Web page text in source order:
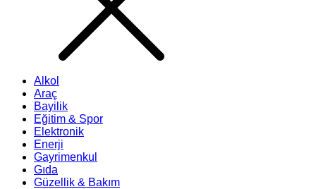
Alkol
Araç
Bayilik
Eğitim & Spor
Elektronik
Enerji
Gayrimenkul
Gıda
Güzellik & Bakım